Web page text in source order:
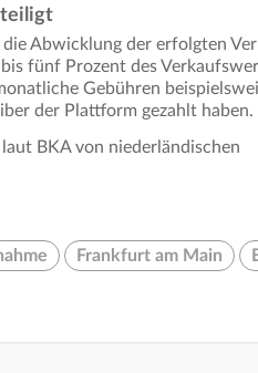
Abwicklung der erfolgten
fünf Prozent des
Gebühren
der Plattform gezahlt haben.
BKA von niederländischen
Frankfurt am Main